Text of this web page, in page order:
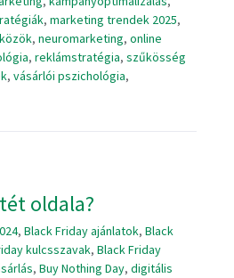
, marketing trendek 2025,
, neuromarketing, online
, reklámstratégia, szűkösség
, vásárlói pszichológia,
oldala?
, Black Friday ajánlatok, Black
kulcsszavak, Black Friday
, Buy Nothing Day, digitális